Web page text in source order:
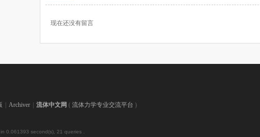
现在还没有留言
Archiver 流体中文网 ( 流体力学专业交流平台 )
in 0.061393 second(s), 21 queries .